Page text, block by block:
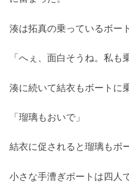
湊は拓真の乗っているボー
「へぇ、面白そうね。私も
湊に続いて結衣もボートに
「瑠璃もおいで」
結衣に促されると瑠璃もボ
小さな手漕ぎボートは四人